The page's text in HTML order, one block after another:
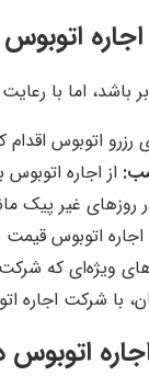
اتوبوس
باشد، اما با
رزرو اتوبوس
از اجاره
روزهای غیر پیک
اتوبوس قیمت
ویژه‌ای که
با شرکت اجاره
اتوبوس